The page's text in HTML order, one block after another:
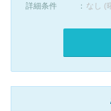
詳細条件
なし (